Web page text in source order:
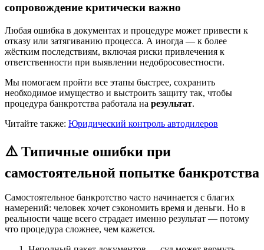
сопровождение критически важно
Любая ошибка в документах и процедуре может привести к
отказу или затягиванию процесса. А иногда — к более
жёстким последствиям, включая риски привлечения к
ответственности при выявлении недобросовестности.
Мы помогаем пройти все этапы быстрее, сохранить
необходимое имущество и выстроить защиту так, чтобы
процедура банкротства работала на результат.
Читайте также: Юридический контроль автодилеров
⚠️ Типичные ошибки при
самостоятельной попытке банкротства
Самостоятельное банкротство часто начинается с благих
намерений: человек хочет сэкономить время и деньги. Но в
реальности чаще всего страдает именно результат — потому
что процедура сложнее, чем кажется.